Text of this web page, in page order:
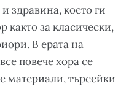
здравина, което ги
както за класически,
В ерата на
повече хора се
материали, търсейки